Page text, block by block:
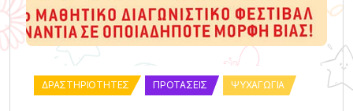
ΔΡΑΣΤΗΡΙΌΤΗΤΕΣ ΠΡΟΤΆΣΕΙΣ ΨΥΧΑΓΩΓΊΑ